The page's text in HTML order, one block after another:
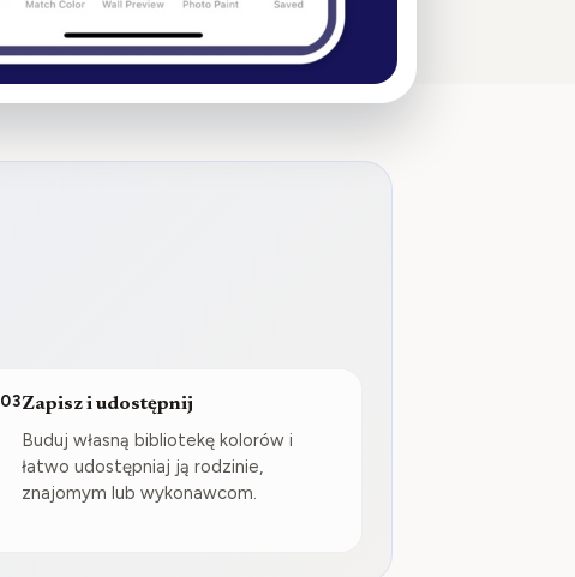
03Zapisz i udostępnij
Buduj własną bibliotekę kolorów i
łatwo udostępniaj ją rodzinie,
znajomym lub wykonawcom.